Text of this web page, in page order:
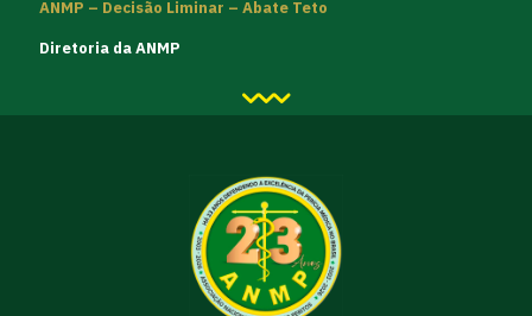
ANMP – Decisão Liminar – Abate Teto
Diretoria da ANMP